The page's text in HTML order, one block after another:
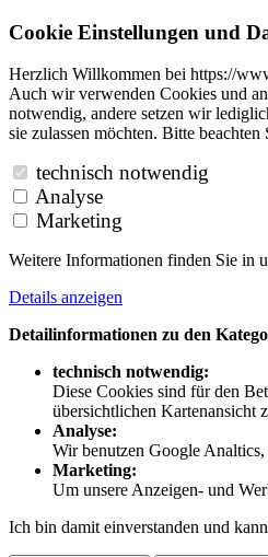
Cookie Einstellungen und
Herzlich Willkommen bei https://
Auch wir verwenden Cookies und
notwendig, andere setzen wir
sie zulassen möchten. Bitte
technisch notwendig
Analyse
Marketing
Weitere Informationen finden Sie in
Details anzeigen
Detailinformationen zu den
technisch notwendig:
Diese Cookies sind für den
übersichtlichen Kartenansicht
Analyse:
Wir benutzen Google
Marketing:
Um unsere Anzeigen- und
Ich bin damit einverstanden und